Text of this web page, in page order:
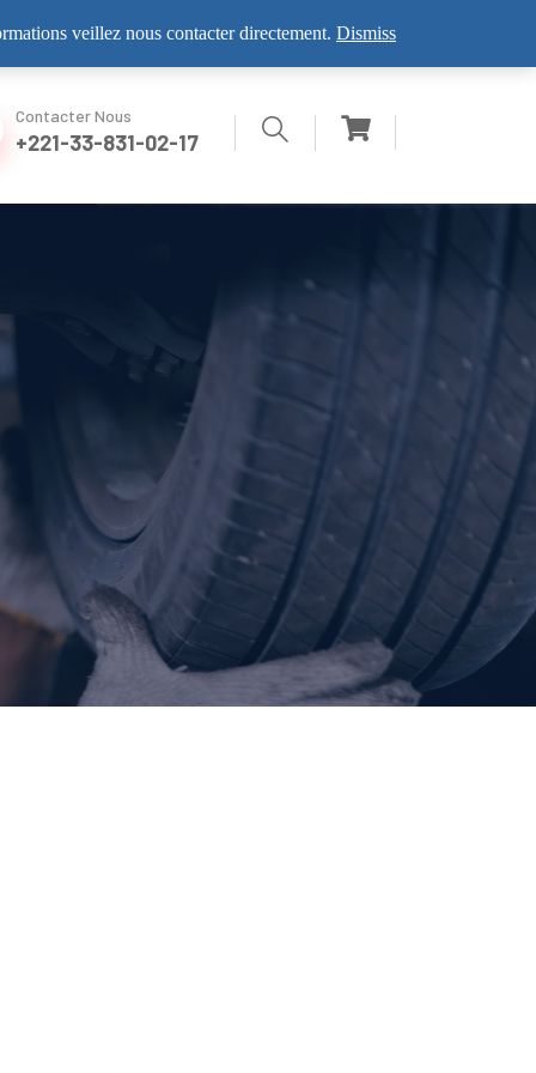
VISITEZ NOUS
Contacter Nous
+221-33-831-02-17
veillez nous contacter directement. Dismiss